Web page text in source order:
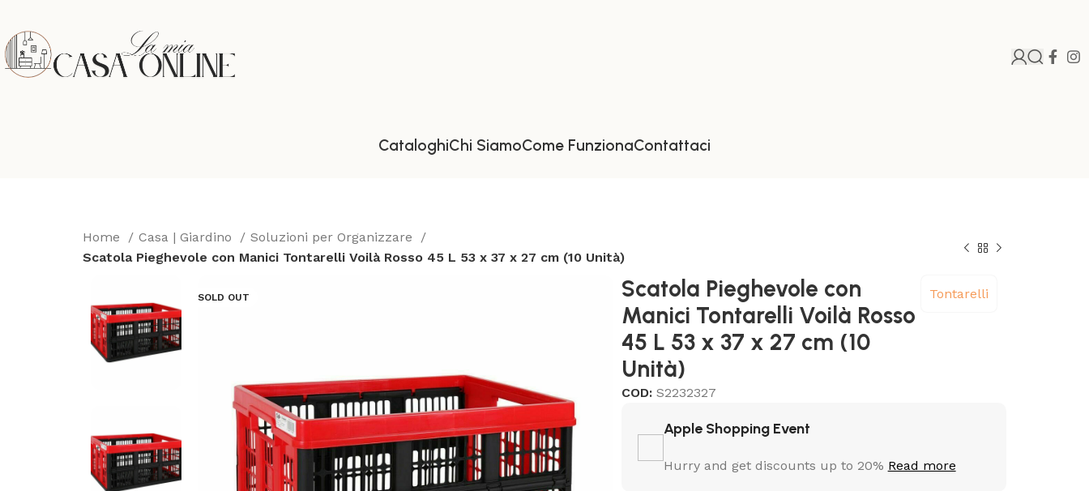
CataloghiChi SiamoCome FunzionaContattaci
Home Casa | Giardino
Soluzioni per Organizzare
Scatola Pieghevole con Manici Tontarelli Voilà Rosso 45 L 53 x 37 x 27 cm (10 Unità)
SOLD OUT
Scatola Pieghevole con
Manici Tontarelli Voilà Rosso
45 L 53 x 37 x 27 cm (10
Unità)
Tontarelli
COD: S2232327
Apple Shopping Event
Hurry and get discounts up to 20% Read more